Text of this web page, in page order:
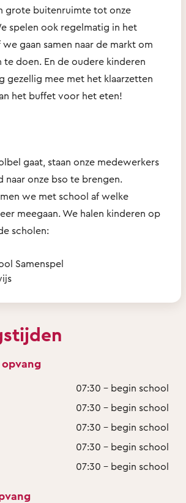
grote buitenruimte tot onze
spelen ook regelmatig in het
gaan samen naar de markt om
te doen. En de oudere kinderen
gezellig mee met het klaarzetten
het buffet voor het eten!
gaat, staan onze medewerkers
naar onze bso te brengen.
we met school af welke
meegaan. We halen kinderen op
scholen:
Samenspel
07:30 - begin school
07:30 - begin school
07:30 - begin school
07:30 - begin school
07:30 - begin school